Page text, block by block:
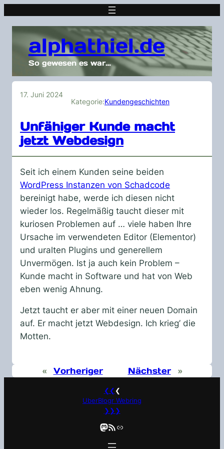
alphathiel.de
So gewesen es war…
17. Juni 2024
Kategorie:Kundengeschichten
Unfähiger Kunde macht
jetzt Webdesign
Seit ich einem Kunden seine beiden
WordPress Instanzen von Schadcode
bereinigt habe, werde ich diesen nicht
wieder los. Regelmäßig taucht dieser mit
kuriosen Problemen auf … viele haben Ihre
Ursache im verwendeten Editor (Elementor)
und uralten Plugins und generellem
Unvermögen. Ist ja auch kein Problem –
Kunde macht in Software und hat von Web
eben wenig Ahnung.
Jetzt taucht er aber mit einer neuen Domain
auf. Er macht jetzt Webdesign. Ich krieg’ die
Motten.
« Vorheriger Nächster »
❮❮ ❮
UberBlogr Webring
❯❯❯
Mastodon RSS-Feed Link